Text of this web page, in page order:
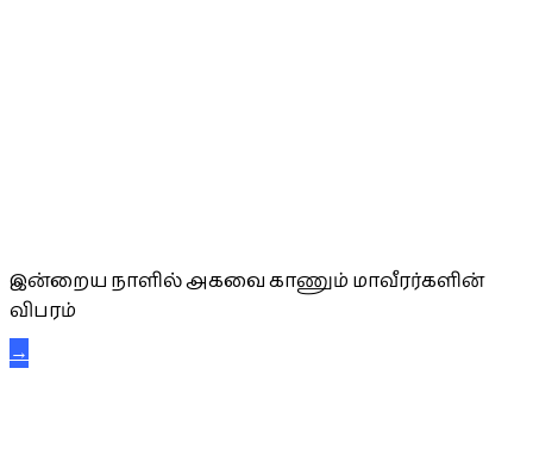
இன்றைய நாளில் அகவை காணும் மாவீரர்களின்
விபரம்
→